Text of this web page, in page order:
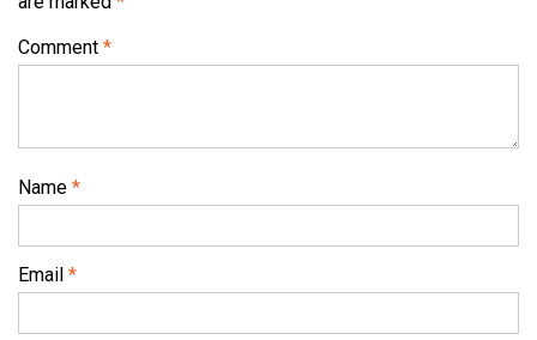
Comment *
Name *
Email *